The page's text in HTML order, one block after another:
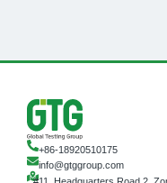
+86-18920510175
info@gtggroup.com